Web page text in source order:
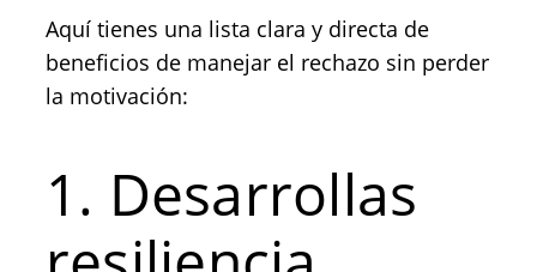
Aquí tienes una lista clara y directa de
beneficios de manejar el rechazo sin perder
la motivación:
1. Desarrollas